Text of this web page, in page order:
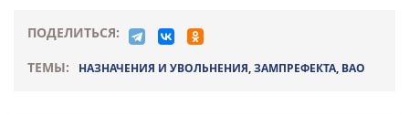
ПОДЕЛИТЬСЯ:
ТЕМЫ:
НАЗНАЧЕНИЯ И УВОЛЬНЕНИЯ,ЗАМПРЕФЕКТА, ВАО